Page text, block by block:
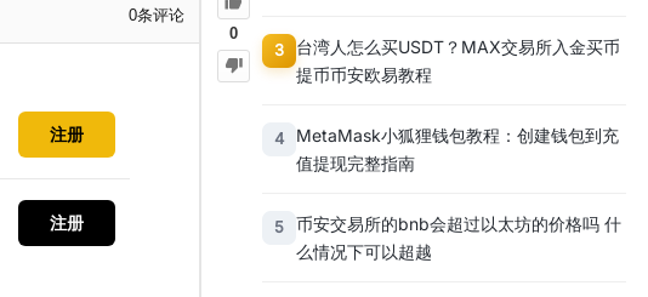
0
0条评论
注册
注册
3
台湾人怎么买USDT？MAX交易所入金买币
提币币安欧易教程
4
MetaMask小狐狸钱包教程：创建钱包到充
值提现完整指南
5
币安交易所的bnb会超过以太坊的价格吗 什
么情况下可以超越